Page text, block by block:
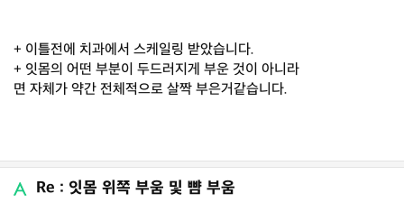
+ 이틀전에 치과에서 스케일링 받았습니다.
+ 잇몸의 어떤 부분이 두드러지게 부운 것이 아니라
면 자체가 약간 전체적으로 살짝 부은거같습니다.
Re : 잇몸 위쪽 부움 및 뺨 부움